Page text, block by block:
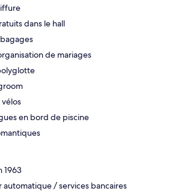
dans le hall
de mariages
en bord de piscine
1963
automatique / services bancaires